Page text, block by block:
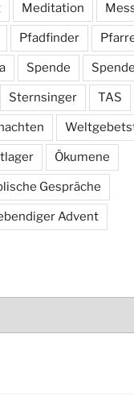
Meditation
Pfadfinder
Spende
Sternsinger TAS
Ökumene
Gespräche
Advent